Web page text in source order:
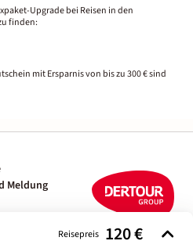
Reisepreis 120 €
Upgrade bei Reisen in den
finden:
mit Ersparnis von bis zu 300 € sind
Meldung